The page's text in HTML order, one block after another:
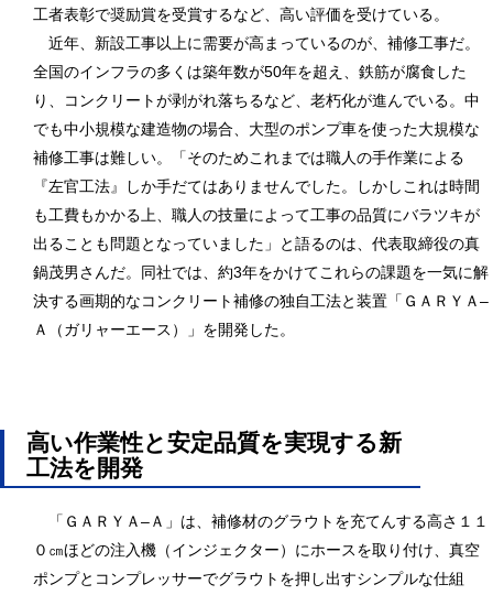
工者表彰で奨励賞を受賞するなど、高い評価を受けている。
近年、新設工事以上に需要が高まっているのが、補修工事だ。
全国のインフラの多くは築年数が50年を超え、鉄筋が腐食した
り、コンクリートが剥がれ落ちるなど、老朽化が進んでいる。中
でも中小規模な建造物の場合、大型のポンプ車を使った大規模な
補修工事は難しい。「そのためこれまでは職人の手作業による
『左官工法』しか手だてはありませんでした。しかしこれは時間
も工費もかかる上、職人の技量によって工事の品質にバラツキが
出ることも問題となっていました」と語るのは、代表取締役の真
鍋茂男さんだ。同社では、約3年をかけてこれらの課題を一気に解
決する画期的なコンクリート補修の独自工法と装置「ＧＡＲＹＡ‒
Ａ（ガリャーエース）」を開発した。
高い作業性と安定品質を実現する新
工法を開発
「ＧＡＲＹＡ‒Ａ」は、補修材のグラウトを充てんする高さ１１
０㎝ほどの注入機（インジェクター）にホースを取り付け、真空
ポンプとコンプレッサーでグラウトを押し出すシンプルな仕組